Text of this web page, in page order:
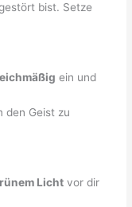
bist. Setze
ein und
den Geist zu
Licht vor dir